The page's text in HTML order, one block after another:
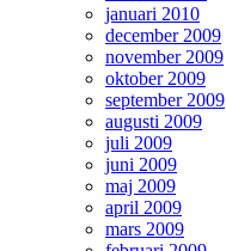
januari 2010
december 2009
november 2009
oktober 2009
september 2009
augusti 2009
juli 2009
juni 2009
maj 2009
april 2009
mars 2009